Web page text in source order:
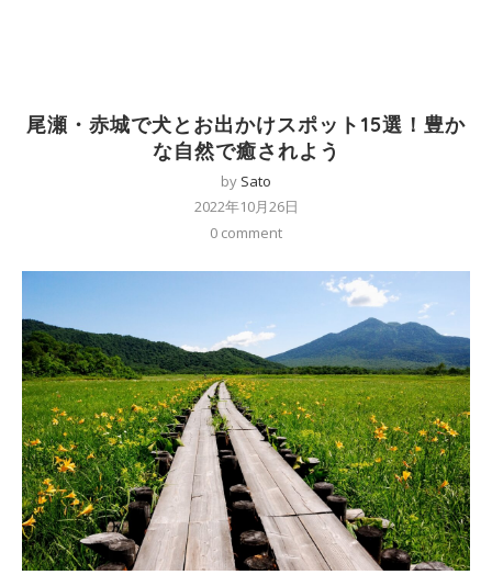
尾瀬・赤城で犬とお出かけスポット15選！豊か
な自然で癒されよう
by Sato
2022年10月26日
0 comment